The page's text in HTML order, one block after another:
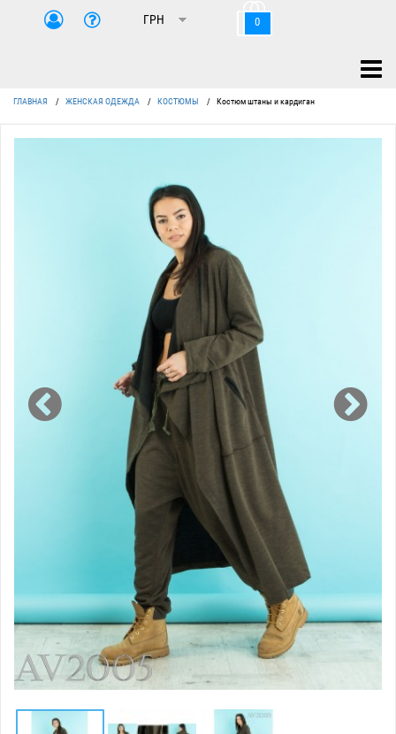
0
ГЛАВНАЯ / ЖЕНСКАЯ ОДЕЖДА / КОСТЮМЫ / Костюм штаны и кардиган